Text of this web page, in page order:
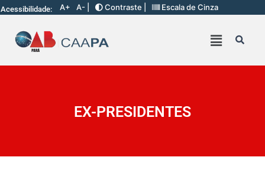
Acessibilidade: A+ A- | Contraste | Escala de Cinza
EX-PRESIDENTES